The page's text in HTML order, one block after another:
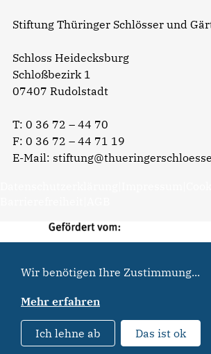
Stiftung Thüringer Schlösser und
Schloss Heidecksburg
Schloßbezirk 1
07407 Rudolstadt
T: 0 36 72 – 44 70
F: 0 36 72 – 44 71 19
E-Mail:
Wir benötigen Ihre Zustimmung...
Mehr erfahren
Ich lehne ab Das ist ok